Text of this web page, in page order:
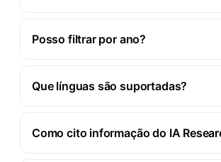
Posso filtrar por ano?
Que línguas são suportadas?
Como cito informação do IA